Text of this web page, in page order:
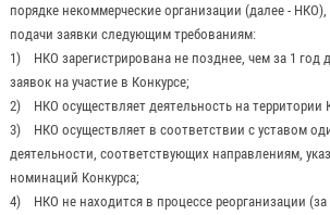
порядке некоммерческие организации (далее -
подачи заявки следующим требованиям:
1) НКО зарегистрирована не позднее, чем за 1 год
заявок на участие в Конкурсе;
2) НКО осуществляет деятельность на территории
3) НКО осуществляет в соответствии с уставом
деятельности, соответствующих направлениям,
номинаций Конкурса;
4) НКО не находится в процессе реорганизации